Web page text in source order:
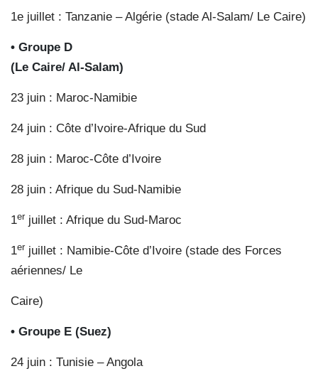
1e juillet : Tanzanie – Algérie (stade Al-Salam/ Le Caire)
• Groupe D
(Le Caire/ Al-Salam)
23 juin : Maroc-Namibie
24 juin : Côte d’Ivoire-Afrique du Sud
28 juin : Maroc-Côte d’Ivoire
28 juin : Afrique du Sud-Namibie
1er juillet : Afrique du Sud-Maroc
1er juillet : Namibie-Côte d’Ivoire (stade des Forces
aériennes/ Le
Caire)
• Groupe E (Suez)
24 juin : Tunisie – Angola